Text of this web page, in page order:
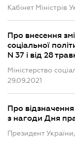
Кабінет Міністрів
Про внесення
соціальної
N 37 і від 28
Міністерство
29.09.2021
Про
з нагоди Дня
Президент